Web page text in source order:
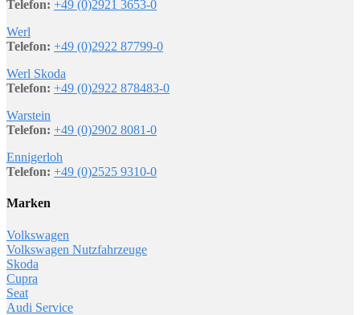
Telefon: +49 (0)2921 3653-0
Werl
Telefon: +49 (0)2922 87799-0
Werl Skoda
Telefon: +49 (0)2922 878483-0
Warstein
Telefon: +49 (0)2902 8081-0
Ennigerloh
Telefon: +49 (0)2525 9310-0
Marken
Volkswagen
Volkswagen Nutzfahrzeuge
Skoda
Cupra
Seat
Audi Service